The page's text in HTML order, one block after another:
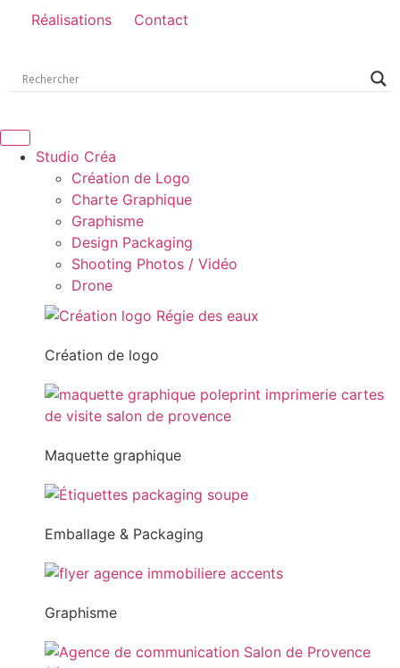
Réalisations Contact
Studio Créa
Création de Logo
Charte Graphique
Graphisme
Design Packaging
Shooting Photos / Vidéo
Drone
Création de logo
Maquette graphique
Emballage & Packaging
Graphisme